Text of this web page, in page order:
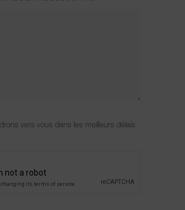
vers vous dans les meilleurs délais